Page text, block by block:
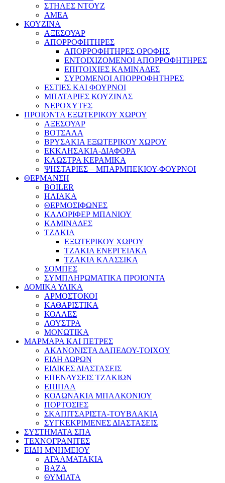
ΣΤΗΛΕΣ ΝΤΟΥΖ
ΑΜΕΑ
ΚΟΥΖΙΝΑ
ΑΞΕΣΟΥΑΡ
ΑΠΟΡΡΟΦΗΤΗΡΕΣ
ΑΠΟΡΡΟΦΗΤΗΡΕΣ ΟΡΟΦΗΣ
ΕΝΤΟΙΧΙΖΟΜΕΝΟΙ ΑΠΟΡΡΟΦΗΤΗΡΕΣ
ΕΠΙΤΟΙΧΙΕΣ ΚΑΜΙΝΑΔΕΣ
ΣΥΡΟΜΕΝΟΙ ΑΠΟΡΡΟΦΗΤΗΡΕΣ
ΕΣΤΙΕΣ ΚΑΙ ΦΟΥΡΝΟΙ
ΜΠΑΤΑΡΙΕΣ ΚΟΥΖΙΝΑΣ
ΝΕΡΟΧΥΤΕΣ
ΠΡΟΙΟΝΤΑ ΕΞΩΤΕΡΙΚΟΥ ΧΩΡΟΥ
ΑΞΕΣΟΥΑΡ
ΒΟΤΣΑΛΑ
ΒΡΥΣΑΚΙΑ ΕΞΩΤΕΡΙΚΟΥ ΧΩΡΟΥ
ΕΚΚΛΗΣΑΚΙΑ-ΔΙΑΦΟΡΑ
ΚΛΩΣΤΡΑ ΚΕΡΑΜΙΚΑ
ΨΗΣΤΑΡΙΕΣ – ΜΠΑΡΜΠΕΚΙΟΥ-ΦΟΥΡΝΟΙ
ΘΕΡΜΑΝΣΗ
BOILER
ΗΛΙΑΚΑ
ΘΕΡΜΟΣΙΦΩΝΕΣ
ΚΑΛΟΡΙΦΕΡ ΜΠΑΝΙΟΥ
ΚΑΜΙΝΑΔΕΣ
ΤΖΑΚΙΑ
ΕΞΩΤΕΡΙΚΟΥ ΧΩΡΟΥ
ΤΖΑΚΙΑ ΕΝΕΡΓΕΙΑΚΑ
ΤΖΑΚΙΑ ΚΛΑΣΣΙΚΑ
ΣΟΜΠΕΣ
ΣΥΜΠΛΗΡΩΜΑΤΙΚΑ ΠΡΟΙΟΝΤΑ
ΔΟΜΙΚΑ ΥΛΙΚΑ
ΑΡΜΟΣΤΟΚΟΙ
ΚΑΘΑΡΙΣΤΙΚΑ
ΚΟΛΛΕΣ
ΛΟΥΣΤΡΑ
ΜΟΝΩΤΙΚΑ
ΜΑΡΜΑΡΑ ΚΑΙ ΠΕΤΡΕΣ
ΑΚΑΝΟΝΙΣΤΑ ΔΑΠΕΔΟΥ-ΤΟΙΧΟΥ
ΕΙΔΗ ΔΩΡΩΝ
ΕΙΔΙΚΕΣ ΔΙΑΣΤΑΣΕΙΣ
ΕΠΕΝΔΥΣΕΙΣ ΤΖΑΚΙΩΝ
ΕΠΙΠΛΑ
ΚΟΛΩΝΑΚΙΑ ΜΠΑΛΚΟΝΙΟΥ
ΠΟΡΤΟΣΙΕΣ
ΣΚΑΠΙΤΣΑΡΙΣΤΑ-ΤΟΥΒΛΑΚΙΑ
ΣΥΓΚΕΚΡΙΜΕΝΕΣ ΔΙΑΣΤΑΣΕΙΣ
ΣΥΣΤΗΜΑΤΑ ΣΠΑ
ΤΕΧΝΟΓΡΑΝΙΤΕΣ
ΕΙΔΗ ΜΝΗΜΕΙΟΥ
ΑΓΑΛΜΑΤΑΚΙΑ
ΒΑΖΑ
ΘΥΜΙΑΤΑ